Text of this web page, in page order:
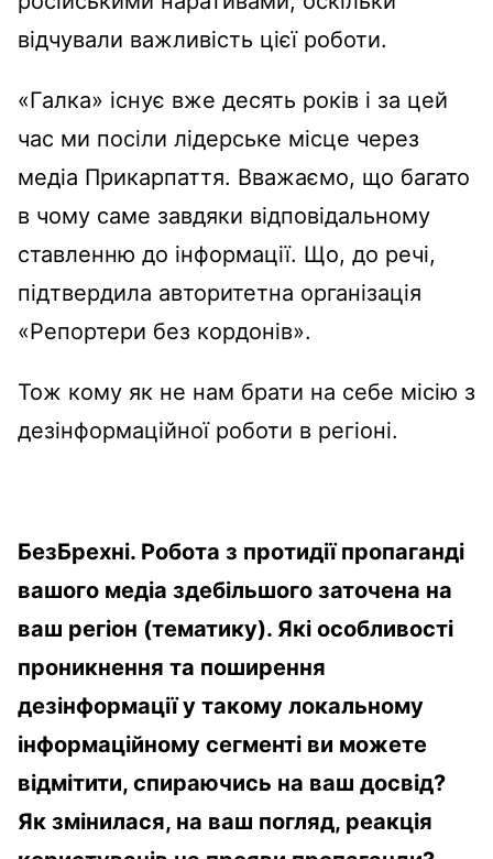
відчували важливість цієї роботи.
«Галка» існує вже десять років і за цей
час ми посіли лідерське місце через
медіа Прикарпаття. Вважаємо, що багато
в чому саме завдяки відповідальному
ставленню до інформації. Що, до речі,
підтвердила авторитетна організація
«Репортери без кордонів».
Тож кому як не нам брати на себе місію з
дезінформаційної роботи в регіоні.
БезБрехні. Робота з протидії пропаганді
вашого медіа здебільшого заточена на
ваш регіон (тематику). Які особливості
проникнення та поширення
дезінформації у такому локальному
інформаційному сегменті ви можете
відмітити, спираючись на ваш досвід?
Як змінилася, на ваш погляд, реакція